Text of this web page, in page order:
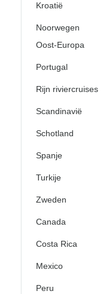
Kroatië
Noorwegen
Oost-Europa
Portugal
Rijn riviercruises
Scandinavië
Schotland
Spanje
Turkije
Zweden
Canada
Costa Rica
Mexico
Peru